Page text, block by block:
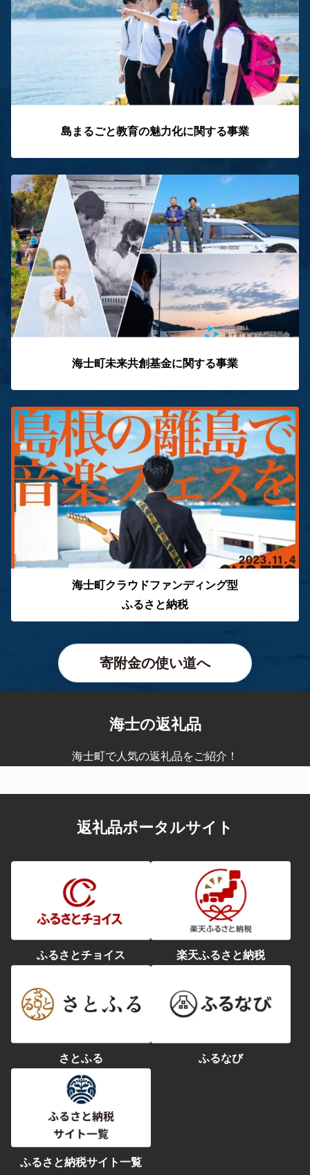
島まるごと教育の魅力化に関する事業
海士町未来共創基金に関する事業
海士町クラウドファンディング型
ふるさと納税
寄附金の使い道へ
海士の返礼品
海士町で人気の返礼品をご紹介！
返礼品ポータルサイト
ふるさとチョイス 楽天ふるさと納税
さとふる ふるなび
ふるさと納税サイト一覧